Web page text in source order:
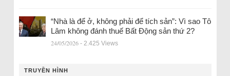
“Nhà là để ở, không phải để tích sản”: Vì sao Tô
Lâm không đánh thuế Bất Động sản thứ 2?
24/05/2026 - 2.425 Views
TRUYỀN HÌNH